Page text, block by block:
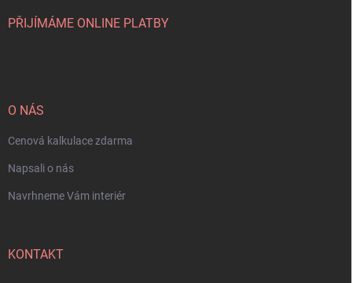
PŘIJÍMÁME ONLINE PLATBY
O NÁS
Cenová kalkulace zdarma
Napsali o nás
Navrhneme Vám interiér
KONTAKT